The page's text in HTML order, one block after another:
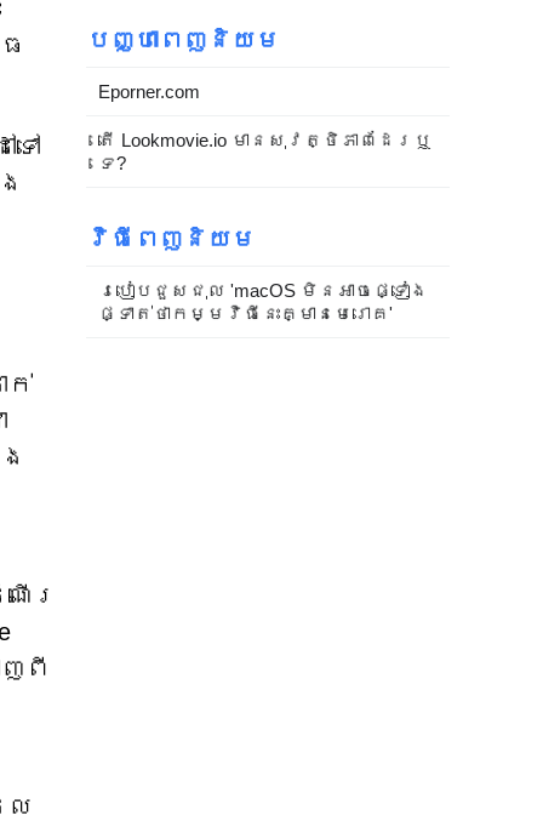
ៅ
ក់
ើរ
ញពី
ល
បញ្ហាពេញនិយម
Eporner.com
តើ Lookmovie.io មានសុវត្ថិភាពដែរឬ
ទេ?
វិធីពេញនិយម
របៀបជួសជុល 'macOS មិនអាចផ្ទៀង
ផ្ទាត់ថាកម្មវិធីនេះគ្មានមេរោគ'